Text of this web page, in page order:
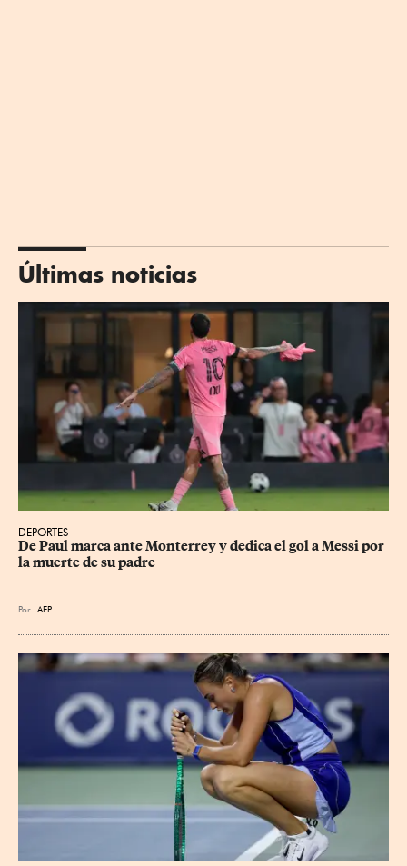
Últimas noticias
DEPORTES
De Paul marca ante Monterrey y dedica el gol a Messi por
la muerte de su padre
Por AFP